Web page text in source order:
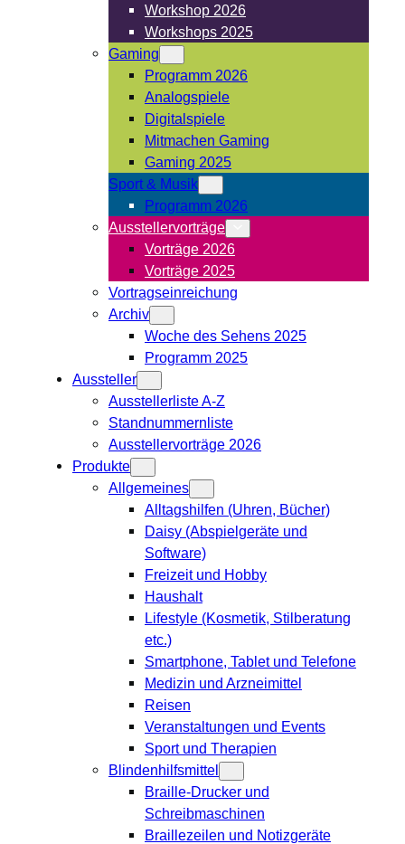
Workshop 2026
Workshops 2025
Gaming
Programm 2026
Analogspiele
Digitalspiele
Mitmachen Gaming
Gaming 2025
Sport & Musik
Programm 2026
Ausstellervorträge
Vorträge 2026
Vorträge 2025
Vortragseinreichung
Archiv
Woche des Sehens 2025
Programm 2025
Aussteller
Ausstellerliste A-Z
Standnummernliste
Ausstellervorträge 2026
Produkte
Allgemeines
Alltagshilfen (Uhren, Bücher)
Daisy (Abspielgeräte und
Software)
Freizeit und Hobby
Haushalt
Lifestyle (Kosmetik, Stilberatung
etc.)
Smartphone, Tablet und Telefone
Medizin und Arzneimittel
Reisen
Veranstaltungen und Events
Sport und Therapien
Blindenhilfsmittel
Braille-Drucker und
Schreibmaschinen
Braillezeilen und Notizgeräte